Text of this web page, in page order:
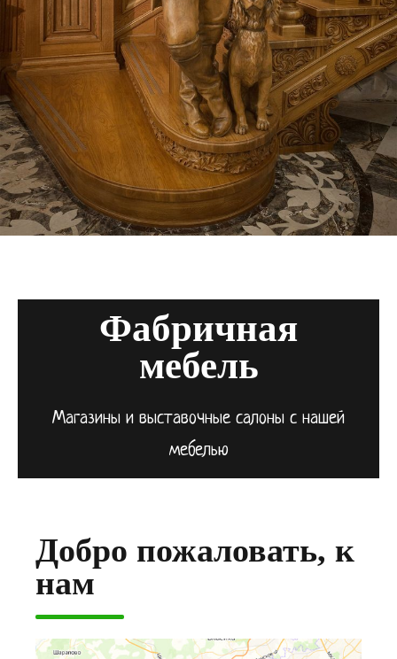
Фабричная
мебель
Магазины и выставочные салоны с нашей
мебелью
Добро пожаловать, к
нам